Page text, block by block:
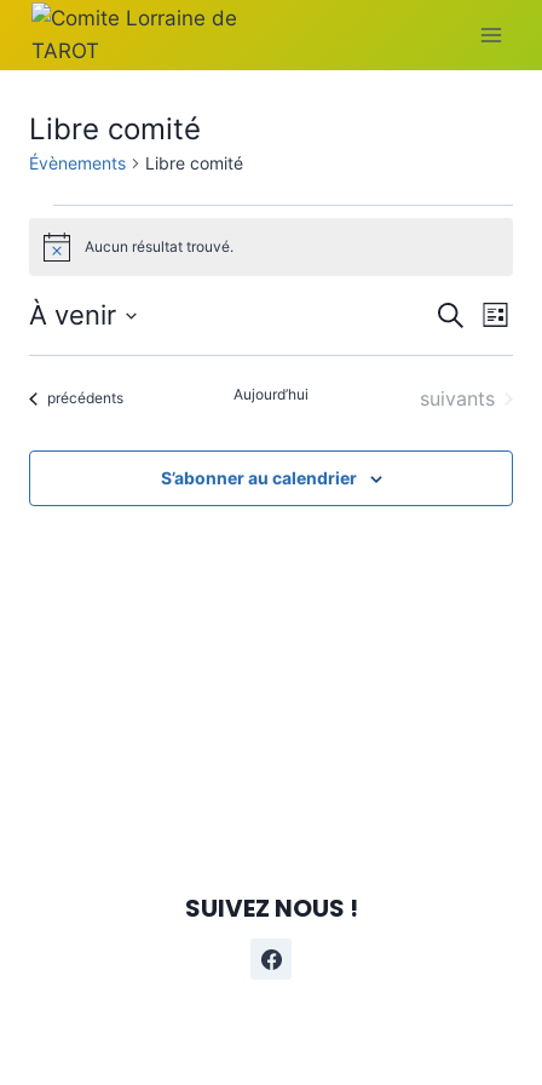
Aller
Libre comité
Évènements Libre comité
Évènements
NoticeAucun résultat trouvé.
et
Recherche
de
Liste
À venir
Sélectionnez
Évènements
précédents Aujourd’hui Évènements
suivants
S’abonner au calendrier
SUIVEZ NOUS !